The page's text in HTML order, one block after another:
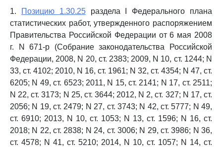
1. Позицию 1.30.25раздела I Федерального плана
статистических работ, утвержденного распоряжением
Правительства Российской Федерации от 6 мая 2008
г. N 671-р (Собрание законодательства Российской
Федерации, 2008, N 20, ст. 2383; 2009, N 10, ст. 1244; N
33, ст. 4102; 2010, N 16, ст. 1961; N 32, ст. 4354; N 47, ст.
6205; N 49, ст. 6523; 2011, N 15, ст. 2141; N 17, ст. 2511;
N 22, ст. 3173; N 25, ст. 3644; 2012, N 2, ст. 327; N 17, ст.
2056; N 19, ст. 2479; N 27, ст. 3743; N 42, ст. 5777; N 49,
ст. 6910; 2013, N 10, ст. 1053; N 13, ст. 1596; N 16, ст.
2018; N 22, ст. 2838; N 24, ст. 3006; N 29, ст. 3986; N 36,
ст. 4578; N 41, ст. 5210; 2014, N 10, ст. 1057; N 14, ст.